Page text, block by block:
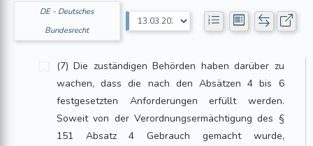
DE - Deutsches
Bundesrecht
(7) Die zuständigen Behörden haben darüber zu
wachen, dass die nach den Absätzen 4 bis 6
festgesetzten Anforderungen erfüllt werden.
Soweit von der Verordnungsermächtigung des §
151 Absatz 4 Gebrauch gemacht wurde,